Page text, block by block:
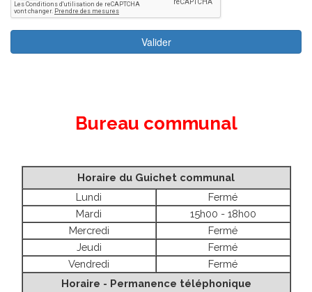
Bureau communal
Horaire du Guichet communal
Lundi
Fermé
Mardi
15h00 - 18h00
Mercredi
Fermé
Jeudi
Fermé
Vendredi
Fermé
Horaire - Permanence téléphonique